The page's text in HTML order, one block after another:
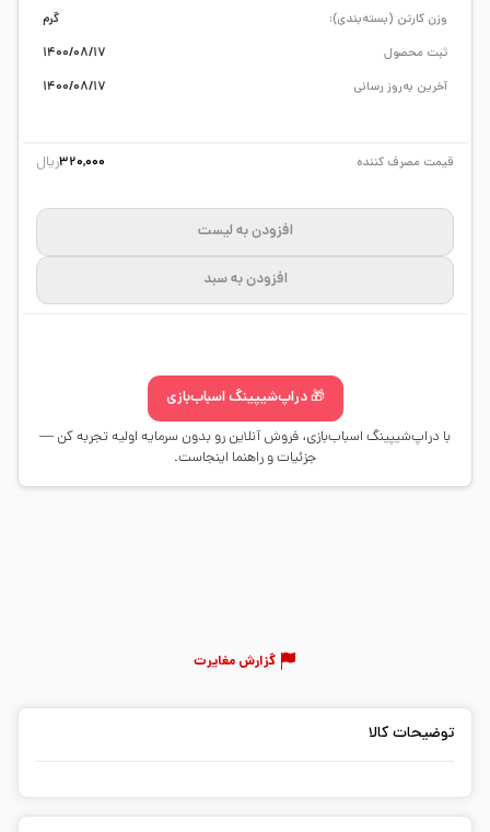
وزن کارتن (بسته‌بندی):
گرم
ثبت محصول
1400/08/17
آخرین به‌روز رسانی
1400/08/17
قیمت مصرف کننده 320,000ریال
افزودن به لیست
افزودن به سبد
🎁 دراپ‌شیپینگ اسباب‌بازی
با دراپ‌شیپینگ اسباب‌بازی، فروش آنلاین رو بدون سرمایه اولیه تجربه کن —
جزئیات و راهنما اینجاست.
گزارش مغایرت
توضیحات کالا